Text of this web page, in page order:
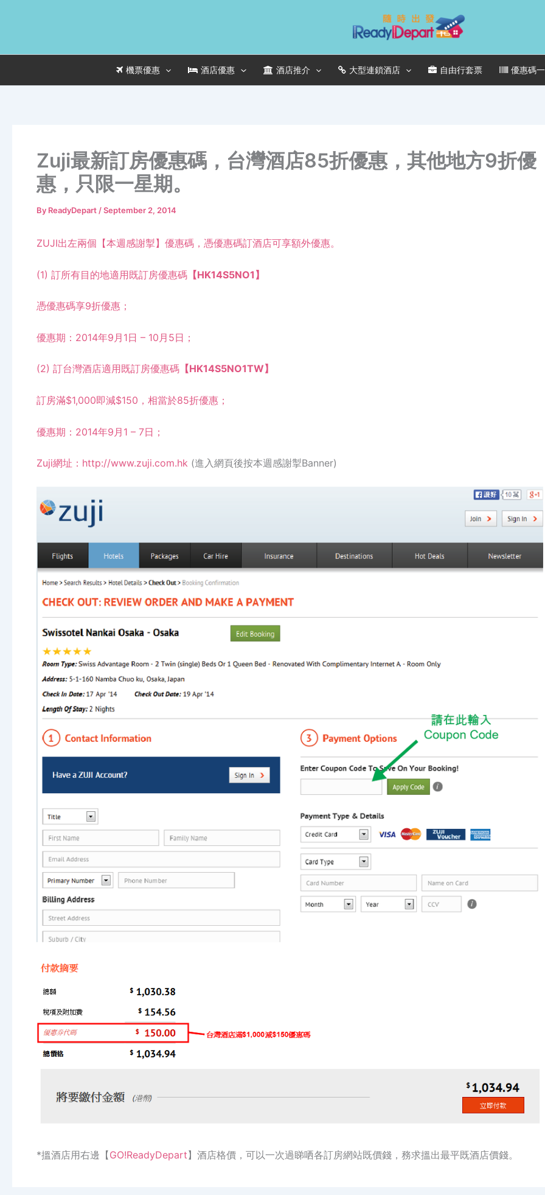
機票優惠 酒店優惠 酒店推介 大型連鎖酒店 自由行套票 優惠碼
Zuji最新訂房優惠碼，台灣酒店85折優惠，其他地方9折優
惠，只限一星期。
By ReadyDepart /September 2, 2014
ZUJI出左兩個【本週感謝掣】優惠碼，憑優惠碼訂酒店可享額外優惠。
(1) 訂所有目的地適用既訂房優惠碼 【HK14S5NO1】
憑優惠碼享9折優惠；
優惠期：2014年9月1日 – 10月5日；
(2) 訂台灣酒店適用既訂房優惠碼 【HK14S5NO1TW】
訂房滿$1,000即減$150，相當於85折優惠；
優惠期：2014年9月1 – 7日；
Zuji網址： http://www.zuji.com.hk (進入網頁後按本週感謝掣Banner)
*搵酒店用右邊【GO!ReadyDepart】酒店格價，可以一次過睇哂各訂房網站既價錢，務求搵出最平既酒店價錢。